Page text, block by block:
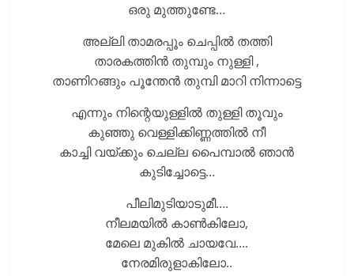
ഒരു മുത്തുണ്ടേ…
അല്ലി താമരപ്പൂം ചെപ്പിൽ തത്തി
താരകത്തിൻ തുമ്പും നുള്ളി ,
താണിറങ്ങും പൂന്തേൻ തുമ്പി മാറി നിന്നാട്ടെ
എന്നും നിന്റെയുള്ളിൽ തുള്ളി തൂവും
കുഞ്ഞു വെള്ളിക്കിണ്ണത്തിൽ നീ
കാച്ചി വയ്ക്കും ചെല്ല പൈമ്പാൽ ഞാൻ
കുടിച്ചോട്ടെ…
പീലിമുടിയാടുമീ….
നീലമയിൽ കാൺകിലോ,
മേലെ മുകിൽ ചായവേ….
നേരമിരുളാകിലോ..